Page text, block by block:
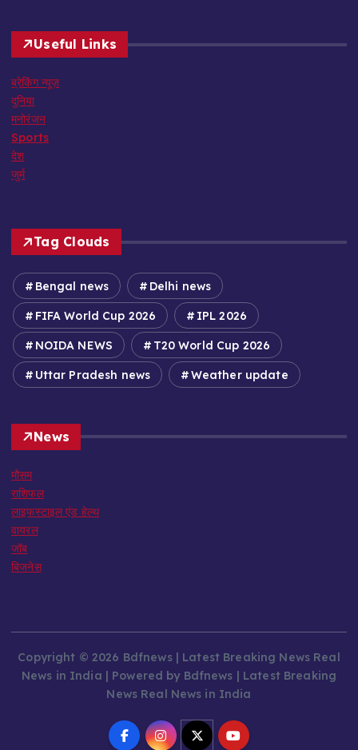
Useful Links
ब्रेकिंग न्यूज़
दुनिया
मनोरंजन
Sports
देश
जुर्म
Tag Clouds
Bengal news Delhi news
FIFA World Cup 2026 IPL 2026
NOIDA NEWS T20 World Cup 2026
Uttar Pradesh news Weather update
News
मौसम
राशिफल
लाइफस्टाइल एंड हेल्थ
वायरल
जॉब
बिजनेस
Copyright © 2026 Bdfnews | Latest Breaking News Real
News in India | Powered by Bdfnews | Latest Breaking
News Real News in India